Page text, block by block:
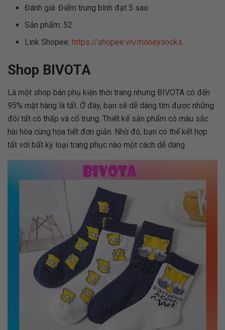
Đánh giá: Điểm trung bình đạt 5 sao
Sản phẩm: 52
Link Shopee: https://shopee.vn/moneysocks
Shop BIVOTA
Là một shop bán phụ kiện thời trang nhưng BIVOTA có đến
95% mặt hàng là tất. Ở đây, bạn sẽ dễ dàng tìm được những
đôi tất có thấp và cổ trung. Thiết kế sản phẩm có màu sắc
hài hòa cùng họa tiết đơn giản. Nhờ đó, bạn có thể kết hợp
tất với bất kỳ loại trang phục nào một cách dễ dàng.